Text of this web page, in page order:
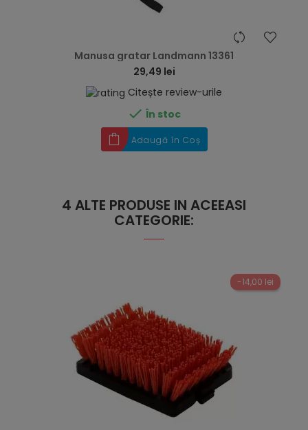
Manusa gratar Landmann 13361
29,49 lei
Citește review-urile
 În stoc
Adaugă în Coș
4 ALTE PRODUSE IN ACEEASI
CATEGORIE:
-14,00 lei